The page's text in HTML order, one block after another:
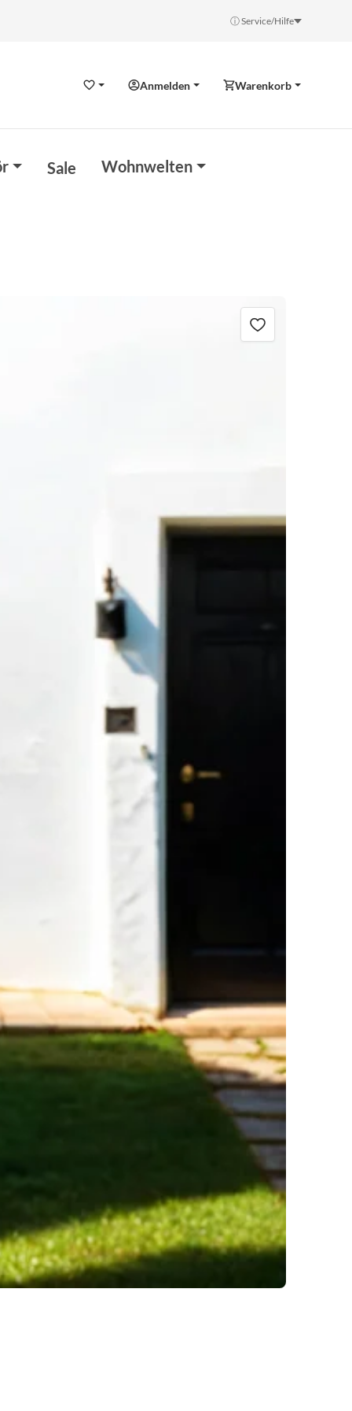
ⓘ Service/Hilfe
WunschzettelAnmelden Warenkorb
Sale Wohnwelten